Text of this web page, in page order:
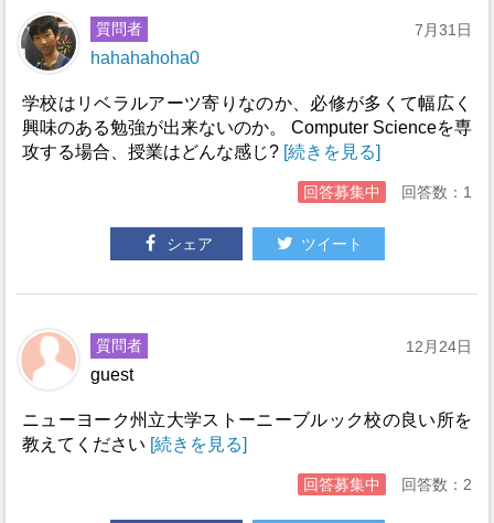
質問者
hahahahoha0
7月31日
学校はリベラルアーツ寄りなのか、必修が多くて幅広く
興味のある勉強が出来ないのか。 Computer Scienceを専
攻する場合、授業はどんな感じ? [続きを見る]
回答募集中 回答数：1
シェア ツイート
質問者
guest
12月24日
ニューヨーク州立大学ストーニーブルック校の良い所を
教えてください [続きを見る]
回答募集中 回答数：2